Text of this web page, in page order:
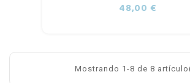
al
48,00 €Precio
Mostrando 1-8 de 8